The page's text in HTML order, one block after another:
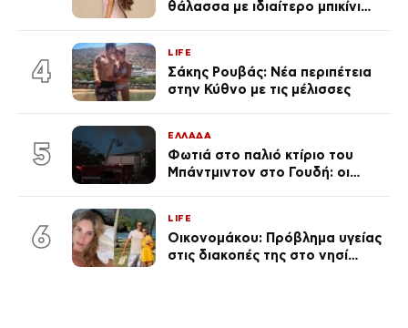
θάλασσα με ιδιαίτερο μπικίνι
4
LIFE
Σάκης Ρουβάς: Νέα περιπέτεια
στην Κύθνο με τις μέλισσες
5
ΕΛΛΑΔΑ
Φωτιά στο παλιό κτίριο του
Μπάντμιντον στο Γουδή: οι
πλήθος ελλείψεων και σοβαρών
κενών»
6
LIFE
Οικονομάκου: Πρόβλημα υγείας
στις διακοπές της στο νησί